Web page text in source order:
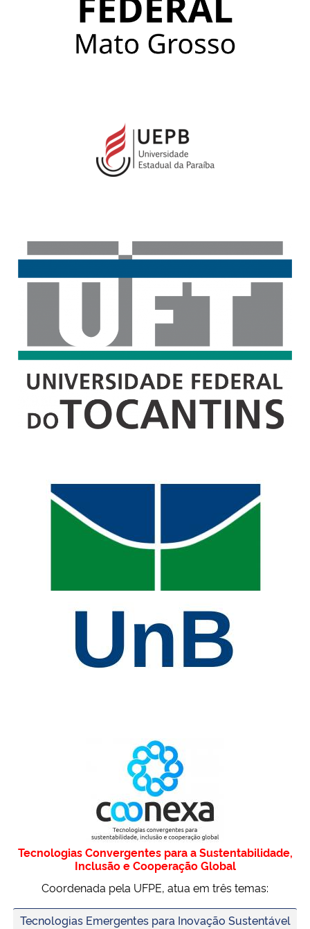
Tecnologias Convergentes para a Sustentabilidade,
Inclusão e Cooperação Global
Coordenada pela UFPE, atua em três temas:
Tecnologias Emergentes para Inovação Sustentável